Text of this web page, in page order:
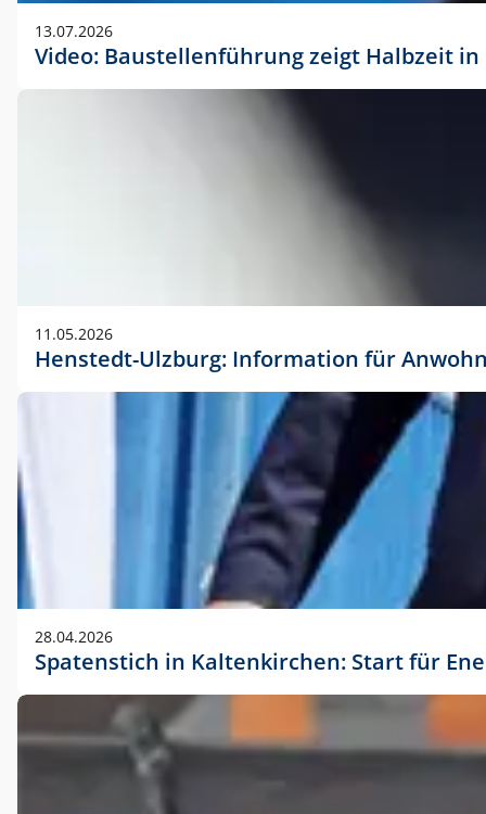
13.07.2026
Video: Baustellenführung zeigt Halbzeit
11.05.2026
Henstedt-Ulzburg: Information für
28.04.2026
Spatenstich in Kaltenkirchen: Start für